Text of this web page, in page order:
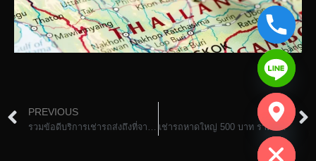
PREVIOUS NEXT
เช่ารถหาดใหญ่ 500 บาท ราคาถูก ไม่จำเป็นต้องใช้บัตรเครดิต
Hide
chaty